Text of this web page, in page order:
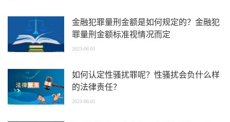
金融犯罪量刑金额是如何规定的？金融犯
罪量刑金额标准视情况而定
2023-06-01
如何认定性骚扰罪呢？性骚扰会负什么样
的法律责任？
2023-06-01